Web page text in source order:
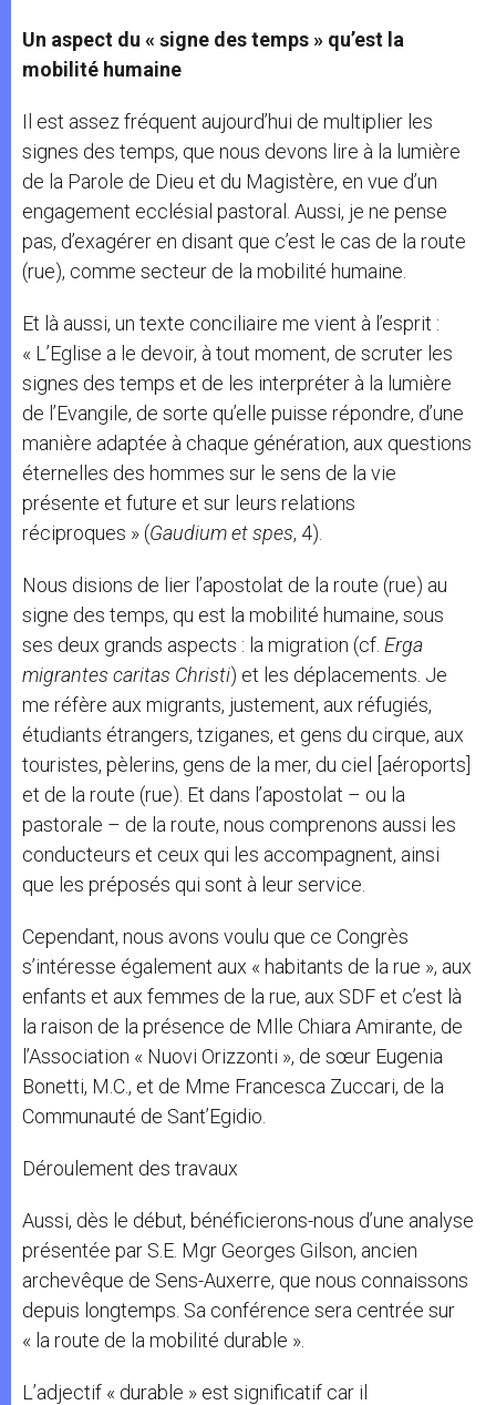
Un aspect du « signe des temps » qu’est la
mobilité humaine
Il est assez fréquent aujourd’hui de multiplier les
signes des temps, que nous devons lire à la lumière
de la Parole de Dieu et du Magistère, en vue d’un
engagement ecclésial pastoral. Aussi, je ne pense
pas, d’exagérer en disant que c’est le cas de la route
(rue), comme secteur de la mobilité humaine.
Et là aussi, un texte conciliaire me vient à l’esprit :
« L’Eglise a le devoir, à tout moment, de scruter les
signes des temps et de les interpréter à la lumière
de l’Evangile, de sorte qu’elle puisse répondre, d’une
manière adaptée à chaque génération, aux questions
éternelles des hommes sur le sens de la vie
présente et future et sur leurs relations
réciproques » (Gaudium et spes, 4).
Nous disions de lier l’apostolat de la route (rue) au
signe des temps, qu est la mobilité humaine, sous
ses deux grands aspects : la migration (cf. Erga
migrantes caritas Christi) et les déplacements. Je
me réfère aux migrants, justement, aux réfugiés,
étudiants étrangers, tziganes, et gens du cirque, aux
touristes, pèlerins, gens de la mer, du ciel [aéroports]
et de la route (rue). Et dans l’apostolat – ou la
pastorale – de la route, nous comprenons aussi les
conducteurs et ceux qui les accompagnent, ainsi
que les préposés qui sont à leur service.
Cependant, nous avons voulu que ce Congrès
s’intéresse également aux « habitants de la rue », aux
enfants et aux femmes de la rue, aux SDF et c’est là
la raison de la présence de Mlle Chiara Amirante, de
l’Association « Nuovi Orizzonti », de sœur Eugenia
Bonetti, M.C., et de Mme Francesca Zuccari, de la
Communauté de Sant’Egidio.
Déroulement des travaux
Aussi, dès le début, bénéficierons-nous d’une analyse
présentée par S.E. Mgr Georges Gilson, ancien
archevêque de Sens-Auxerre, que nous connaissons
depuis longtemps. Sa conférence sera centrée sur
« la route de la mobilité durable ».
L’adjectif « durable » est significatif car il